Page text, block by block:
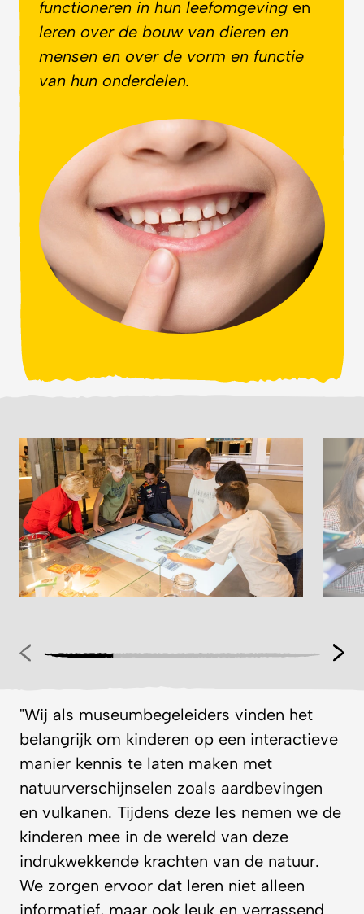
functioneren in hun leefomgeving en
leren over de bouw van dieren en
mensen en over de vorm en functie
van hun onderdelen.
"Wij als museumbegeleiders vinden het
belangrijk om kinderen op een interactieve
manier kennis te laten maken met
natuurverschijnselen zoals aardbevingen
en vulkanen. Tijdens deze les nemen we de
kinderen mee in de wereld van deze
indrukwekkende krachten van de natuur.
We zorgen ervoor dat leren niet alleen